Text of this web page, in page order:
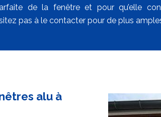
de la fenêtre et pour qu’elle
pas à le contacter pour de plus
alu à